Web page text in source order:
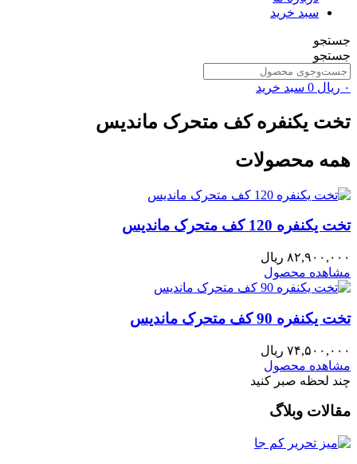
سبد خرید
جستجو
جستجو
۰ ریال 0 سبد خرید
تخت یکنفره کف متحرک ماندیس
همه محصولات
تخت یکنفره 120 کف متحرک ماندیس
۸۲,۹۰۰,۰۰۰ ریال
مشاهده محصول
تخت یکنفره 90 کف متحرک ماندیس
۷۴,۵۰۰,۰۰۰ ریال
مشاهده محصول
چند لحظه صبر کنید
مقالات وبلاگ